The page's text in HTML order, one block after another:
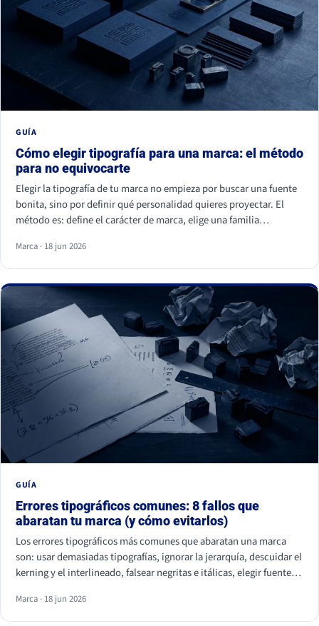
GUÍA
Cómo elegir tipografía para una marca: el método
para no equivocarte
Elegir la tipografía de tu marca no empieza por buscar una fuente
bonita, sino por definir qué personalidad quieres proyectar. El
método es: define el carácter de marca, elige una familia
legibilidad en todos tus soportes, comprueba la licencia
comercial y asegúrate de ser distinto a tu competencia. La fuente
es lo último; la estrategia es lo primero.
Marca · 18 jun 2026
GUÍA
Errores tipográficos comunes: 8 fallos que
abaratan tu marca (y cómo evitarlos)
Los errores tipográficos más comunes que abaratan una marca
son: usar demasiadas tipografías, ignorar la jerarquía, descuidar el
kerning y el interlineado, falsear negritas e itálicas, elegir fuentes
licencia y ser idéntico a la competencia. Casi ninguno se nota de
uno en uno, pero juntos hacen que tu marca parezca improvisada.
Marca · 18 jun 2026